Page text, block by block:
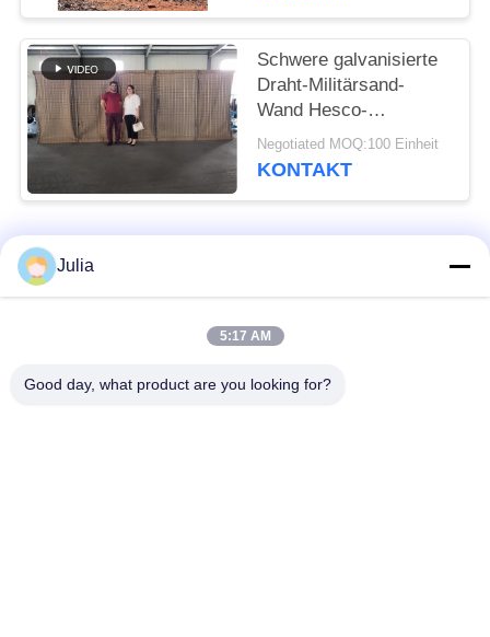
Schwere galvanisierte
Draht-Militärsand-
Wand Hesco-
Verteidigungs-Sperren
Negotiated MOQ:100 Einheit
KONTAKT
Beliebte Kategorien Alle
Militärsperre
Julia
5:17 AM
Good day, what product are you looking for?